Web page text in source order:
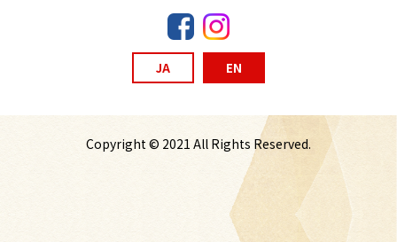
JA EN
Copyright © 2021 All Rights Reserved.